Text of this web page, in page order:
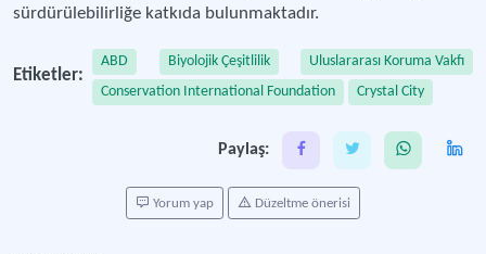
sürdürülebilirliğe katkıda bulunmaktadır.
Etiketler:
ABD Biyolojik Çeşitlilik
Uluslararası Koruma Vakfı
Conservation International Foundation
Crystal City
Paylaş:
Yorum yap Düzeltme önerisi